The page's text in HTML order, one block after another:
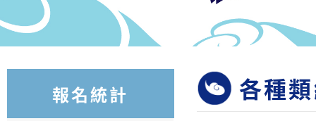
報名統計 各種